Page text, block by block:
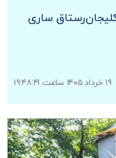
ساری
۱۹ خرداد ۱۴۰۵ ساعت ۱۹:۴۸:۴۱